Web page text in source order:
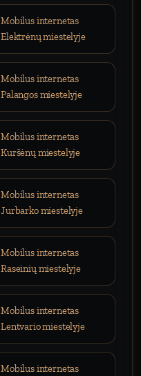
Mobilus internetas
Elektrėnų miestelyje
Mobilus internetas
Palangos miestelyje
Mobilus internetas
Kuršėnų miestelyje
Mobilus internetas
Jurbarko miestelyje
Mobilus internetas
Raseinių miestelyje
Mobilus internetas
Lentvario miestelyje
Mobilus internetas